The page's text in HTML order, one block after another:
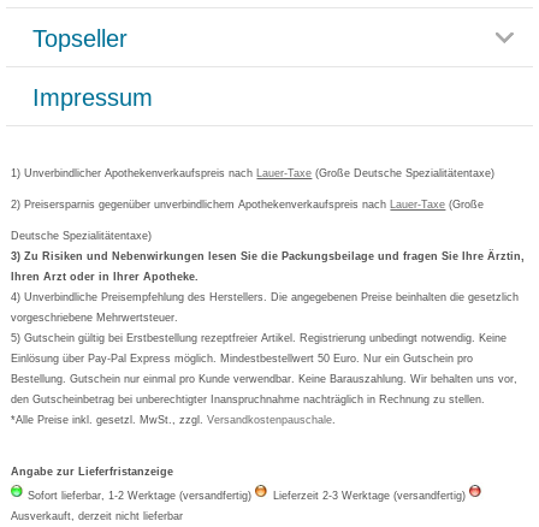
Datenschutz
AGB
Cookie-Einstellungen
Vertrag widerrufen
Paketlieferstatus
Versandkosten
Bestellschein ausfüllen
Newsletteranmeldung
Rezeptlieferung
Bonusprogramm
Gutschein und Rabatte
Kundenbewertung
Topseller
Grippostad
Bepanthen
Formoline
Wick
Eucerin
Basica
Impressum
1) Unverbindlicher Apothekenverkaufspreis nach Lauer-Taxe (Große Deutsche Spezialitätentaxe)
2) Preisersparnis gegenüber unverbindlichem Apothekenverkaufspreis nach Lauer-Taxe (Große
Deutsche Spezialitätentaxe)
3) Zu Risiken und Nebenwirkungen lesen Sie die Packungsbeilage und fragen Sie Ihre Ärztin,
Ihren Arzt oder in Ihrer Apotheke.
4) Unverbindliche Preisempfehlung des Herstellers. Die angegebenen Preise beinhalten die gesetzlich
vorgeschriebene Mehrwertsteuer.
5) Gutschein gültig bei Erstbestellung rezeptfreier Artikel. Registrierung unbedingt notwendig. Keine
Einlösung über Pay-Pal Express möglich. Mindestbestellwert 50 Euro. Nur ein Gutschein pro
Bestellung. Gutschein nur einmal pro Kunde verwendbar. Keine Barauszahlung. Wir behalten uns vor,
den Gutscheinbetrag bei unberechtigter Inanspruchnahme nachträglich in Rechnung zu stellen.
*Alle Preise inkl. gesetzl. MwSt., zzgl.Versandkostenpauschale.
Angabe zur Lieferfristanzeige
Sofort lieferbar, 1-2 Werktage (versandfertig)
Lieferzeit 2-3 Werktage (versandfertig)
Ausverkauft, derzeit nicht lieferbar